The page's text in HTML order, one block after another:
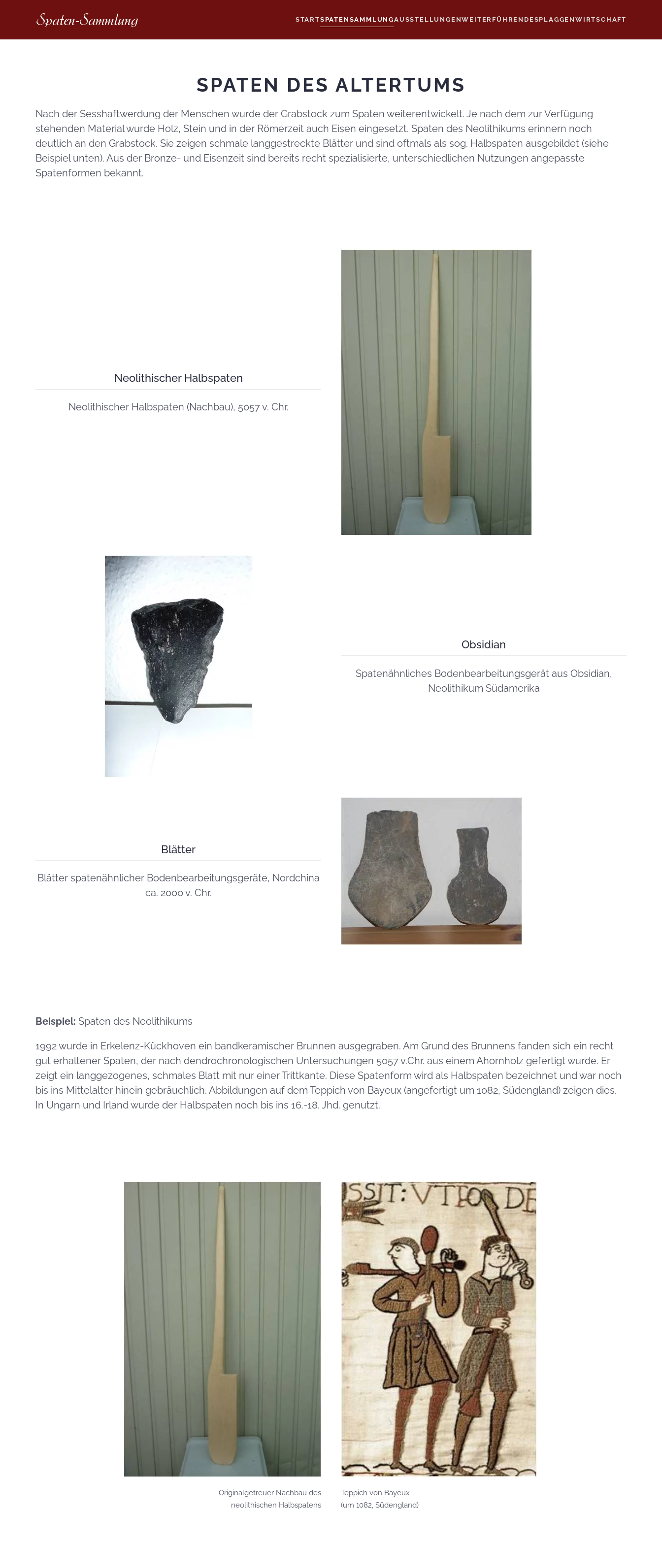
STARTSPATENSAMMLUNGAUSSTELLUNGENWEITERFÜHRENDESPLAGGENWIRTSCHAFT
SPATEN DES ALTERTUMS
Nach der Sesshaftwerdung der Menschen wurde der Grabstock zum Spaten weiterentwickelt. Je nach dem zur Verfügung
stehenden Material wurde Holz, Stein und in der Römerzeit auch Eisen eingesetzt. Spaten des Neolithikums erinnern noch
deutlich an den Grabstock. Sie zeigen schmale langgestreckte Blätter und sind oftmals als sog. Halbspaten ausgebildet (siehe
Beispiel unten). Aus der Bronze- und Eisenzeit sind bereits recht spezialisierte, unterschiedlichen Nutzungen angepasste
Spatenformen bekannt.
Neolithischer Halbspaten
Neolithischer Halbspaten (Nachbau), 5057 v. Chr.
Obsidian
Spatenähnliches Bodenbearbeitungsgerät aus Obsidian,
Neolithikum Südamerika
Blätter
Blätter spatenähnlicher Bodenbearbeitungsgeräte, Nordchina
ca. 2000 v. Chr.
Beispiel: Spaten des Neolithikums
1992 wurde in Erkelenz-Kückhoven ein bandkeramischer Brunnen ausgegraben. Am Grund des Brunnens fanden sich ein recht
gut erhaltener Spaten, der nach dendrochronologischen Untersuchungen 5057 v.Chr. aus einem Ahornholz gefertigt wurde. Er
zeigt ein langgezogenes, schmales Blatt mit nur einer Trittkante. Diese Spatenform wird als Halbspaten bezeichnet und war noch
bis ins Mittelalter hinein gebräuchlich. Abbildungen auf dem Teppich von Bayeux (angefertigt um 1082, Südengland) zeigen dies.
In Ungarn und Irland wurde der Halbspaten noch bis ins 16.-18. Jhd. genutzt.
Originalgetreuer Nachbau des
neolithischen Halbspatens
Teppich von Bayeux
(um 1082, Südengland)